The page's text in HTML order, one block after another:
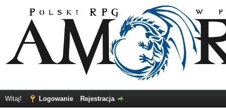
Witaj! Logowanie Rejestracja